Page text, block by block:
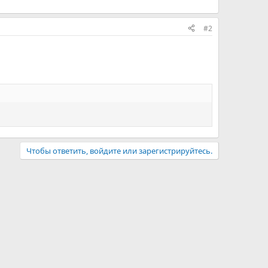
#2
Чтобы ответить, войдите или зарегистрируйтесь.